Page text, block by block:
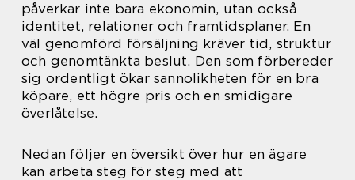
påverkar inte bara ekonomin, utan också
identitet, relationer och framtidsplaner. En
väl genomförd försäljning kräver tid, struktur
och genomtänkta beslut. Den som förbereder
sig ordentligt ökar sannolikheten för en bra
köpare, ett högre pris och en smidigare
överlåtelse.
Nedan följer en översikt över hur en ägare
kan arbeta steg för steg med att